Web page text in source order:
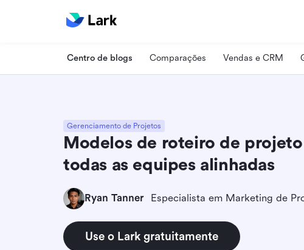
Centro de blogs Comparações Vendas e CRM
Gerenciamento de Projetos
Modelos de roteiro de
todas as equipes alinhadas
Ryan Tanner
Use o Lark gratuitamente